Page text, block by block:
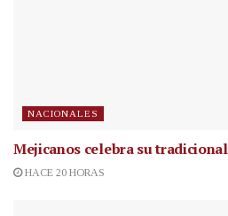
NACIONALES
Mejicanos celebra su
HACE 20 HORAS